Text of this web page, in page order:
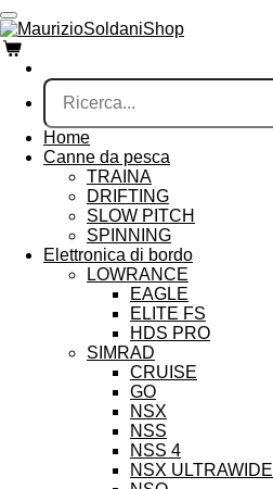
Vai
al
contenuto
principale
Home
Canne da pesca
TRAINA
DRIFTING
SLOW PITCH
SPINNING
Elettronica di bordo
LOWRANCE
EAGLE
ELITE FS
HDS PRO
SIMRAD
CRUISE
GO
NSX
NSS
NSS 4
NSX ULTRAWIDE